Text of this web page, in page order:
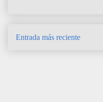
Entrada más reciente